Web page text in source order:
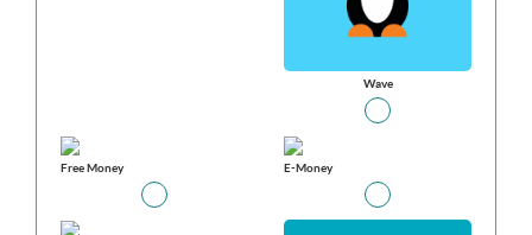
Wave
Free Money E-Money